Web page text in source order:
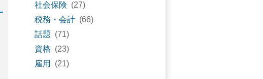
社会保険 (27)
税務・会計 (66)
話題
(71)
資格 (23)
雇用
(21)